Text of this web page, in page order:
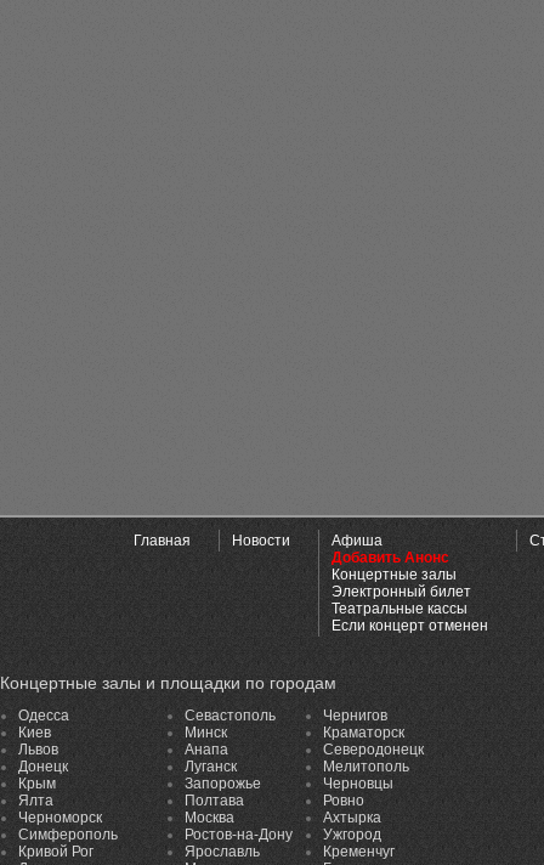
Главная Новости
Афиша
Добавить Анонс
Концертные залы
Электронный билет
Театральные кассы
Если концерт отменен
Концертные залы и площадки по городам
Одесса
Киев
Львов
Донецк
Крым
Ялта
Черноморск
Симферополь
Кривой Рог
Севастополь
Минск
Анапа
Луганск
Запорожье
Полтава
Москва
Ростов-на-Дону
Ярославль
Чернигов
Краматорск
Северодонецк
Мелитополь
Черновцы
Ровно
Ахтырка
Ужгород
Кременчуг